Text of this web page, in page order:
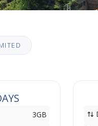
3GB